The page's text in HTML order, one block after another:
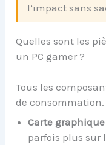
l’impact sans
Quelles sont les
un PC gamer ?
Tous les
de
Carte graphique
parfois plus sur